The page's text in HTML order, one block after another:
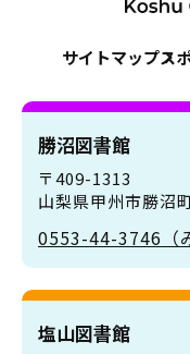
サイトマップス
勝沼図書館
〒409-1313
山梨県甲州市勝沼
0553-44-3746（
塩山図書館